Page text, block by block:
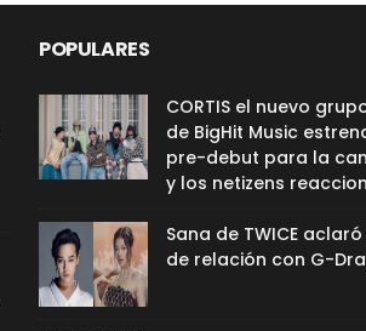
POPULARES
CORTIS el nuevo
de BigHit Music
pre-debut para la
y los netizens
Sana de TWICE
de relación con G-